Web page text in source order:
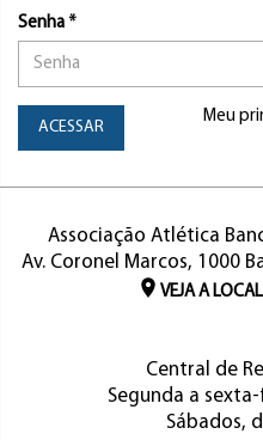
Senha *
ACESSAR
Meu
Associação Atlética
Av. Coronel Marcos, 1000
VEJA A
Central de
Segunda a
Sábados,